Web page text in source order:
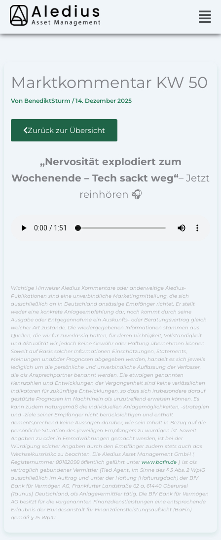
Zum
Inhalt
Marktkommentar KW 50
Von BenediktSturm/14. Dezember 2025
Zurück zur Übersicht
„Nervosität explodiert zum
Wochenende – Tech sackt weg“– Jetzt
reinhören 🎧
Wichtige Hinweise: Aledius Kommentare oder anderweitige Aledius-
Publikationen sind eine unverbindliche Marketingmitteilung, die sich
ausschließlich an in Deutschland ansässige Empfänger richtet. Er stellt
weder eine konkrete Anlageempfehlung dar, noch kommt durch seine
Ausgabe oder Entgegennahme ein Auskunfts- oder Beratungsvertrag gleich
welcher Art zustande. Die wiedergegebenen Informationen stammen aus
Quellen, die wir für zuverlässig halten, für deren Richtigkeit, Vollständigkeit
und Aktualität wir jedoch keine Gewähr oder Haftung übernehmen können.
Soweit auf Basis solcher Informationen Einschätzungen, Statements,
Meinungen und/oder Prognosen abgegeben werden, handelt es sich jeweils
lediglich um die persönliche und unverbindliche Auffassung der Verfasser,
die als Ansprechpartner benannt werden. Die etwaigen genannten
Kennzahlen und Entwicklungen der Vergangenheit sind keine verlässlichen
Indikatoren für zukünftige Entwicklungen, so dass sich insbesondere darauf
gestützte Prognosen im Nachhinein als unzutreffend erweisen können. Es
kann zudem naturgemäß die individuellen Anlagemöglichkeiten, -strategien
und -ziele seiner Empfänger nicht berücksichtigen und enthält
dementsprechend keine Aussagen darüber, wie sein Inhalt in Bezug auf die
persönliche Situation des jeweiligen Empfängers zu würdigen ist. Soweit
Angaben zu oder in Fremdwährungen gemacht werden, ist bei der
Würdigung solcher Angaben durch den Empfänger zudem stets auch das
Wechselkursrisiko zu beachten. Die Aledius Asset Management GmbH (
Registernummer 80182098 öffentlich geführt unterwww.bafin.de ), ist als
vertraglich gebundener Vermittler (Tied Agent) im Sinne des § 3 Abs. 2 WpIG
ausschließlich im Auftrag und unter der Haftung (Haftunsgdach) der BfV
Bank für Vermögen AG, Frankfurter Landstraße 62 a, 61440 Oberursel
(Taunus), Deutschland, als Anlagevermittler tätig. Die BfV Bank für Vermögen
AG besitzt für die vorgenannten Finanzdienstleistungen eine entsprechende
Erlaubnis der Bundesanstalt für Finanzdienstleistungsaufsicht (BaFin)
gemäß § 15 WpIG.